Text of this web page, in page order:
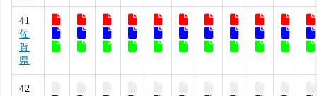
41
佐
賀
県
42